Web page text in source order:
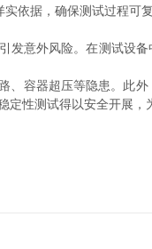
依据，确保测试过程可复
意外风险。在测试设
容器超压等隐患。此
性测试得以安全开展，